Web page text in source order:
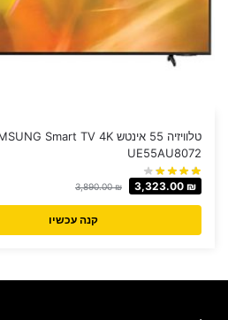
UE55AU8072
3,890.00₪ 3,323.00 ₪
קנה עכשיו